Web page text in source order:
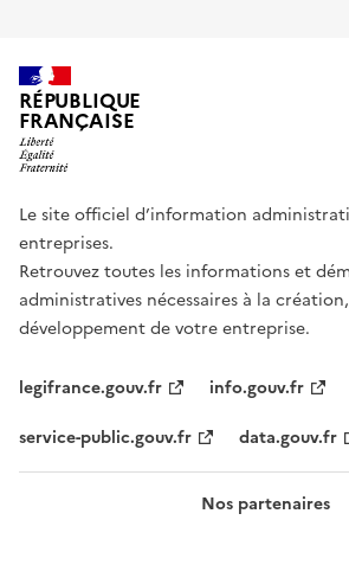
RÉPUBLIQUE
FRANÇAISE
Le site officiel d’information
entreprises.
Retrouvez toutes les informations et
administratives nécessaires à la
développement de votre entreprise.
legifrance.gouv.fr
info.gouv.fr
service-public.gouv.fr
data.gouv.fr
Nos partenaires